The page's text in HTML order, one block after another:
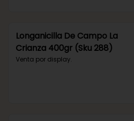
Longanicilla De Campo La
Crianza 400gr (Sku 288)
Venta por display.